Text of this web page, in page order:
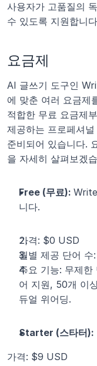
사용자가 고품질의
수 있도록 지원합니
요금제
AI 글쓰기 도구인
에 맞춘 여러 요금제
적합한 무료 요금제
제공하는 프로페셔
준비되어 있습니다.
을 자세히 살펴보겠
Free (무료):
니다.
가격: $0 USD
월별 제공 단어
주요 기능: 무제
어 지원, 50개 이
듀얼 위어딩.
Starter (스타터):
가격: $9 USD